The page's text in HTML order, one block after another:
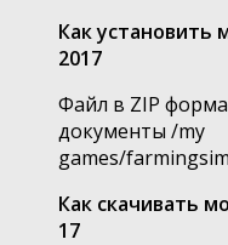
Как установить
2017
Файл в ZIP
документы /my
games/
Как скачивать
17